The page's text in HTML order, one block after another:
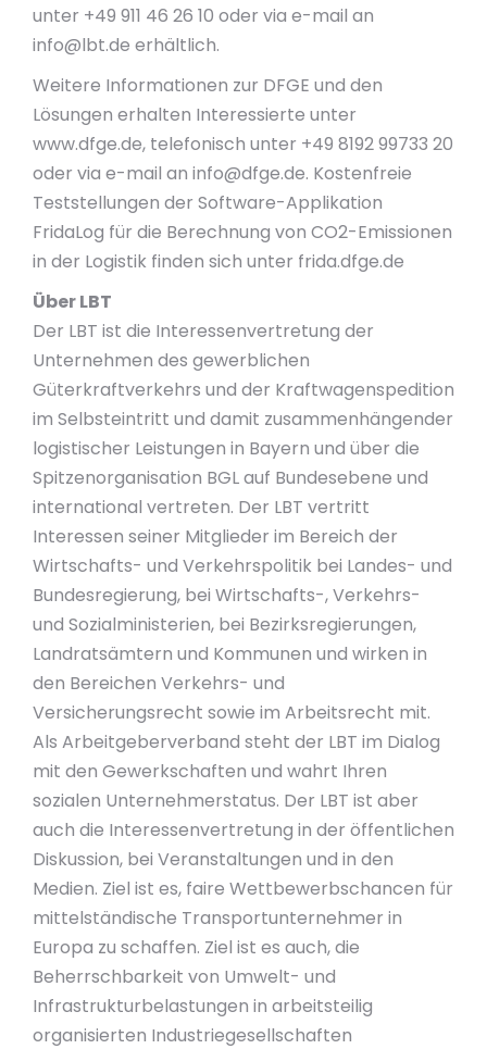
unter +49 911 46 26 10 oder via e-mail an
info@lbt.de erhältlich.
Weitere Informationen zur DFGE und den
Lösungen erhalten Interessierte unter
www.dfge.de, telefonisch unter +49 8192 99733 20
oder via e-mail an info@dfge.de. Kostenfreie
Teststellungen der Software-Applikation
FridaLog für die Berechnung von CO2-Emissionen
in der Logistik finden sich unter frida.dfge.de
Über LBT
Der LBT ist die Interessenvertretung der
Unternehmen des gewerblichen
Güterkraftverkehrs und der Kraftwagenspedition
im Selbsteintritt und damit zusammenhängender
logistischer Leistungen in Bayern und über die
Spitzenorganisation BGL auf Bundesebene und
international vertreten. Der LBT vertritt
Interessen seiner Mitglieder im Bereich der
Wirtschafts- und Verkehrspolitik bei Landes- und
Bundesregierung, bei Wirtschafts-, Verkehrs-
und Sozialministerien, bei Bezirksregierungen,
Landratsämtern und Kommunen und wirken in
den Bereichen Verkehrs- und
Versicherungsrecht sowie im Arbeitsrecht mit.
Als Arbeitgeberverband steht der LBT im Dialog
mit den Gewerkschaften und wahrt Ihren
sozialen Unternehmerstatus. Der LBT ist aber
auch die Interessenvertretung in der öffentlichen
Diskussion, bei Veranstaltungen und in den
Medien. Ziel ist es, faire Wettbewerbschancen für
mittelständische Transportunternehmer in
Europa zu schaffen. Ziel ist es auch, die
Beherrschbarkeit von Umwelt- und
Infrastrukturbelastungen in arbeitsteilig
organisierten Industriegesellschaften